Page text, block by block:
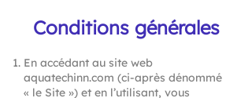
Conditions générales
En accédant au site web
aquatechinn.com (ci-après dénommé
« le Site ») et en l’utilisant, vous